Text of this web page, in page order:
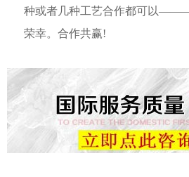
种或者几种工艺合作都可以
荣幸。合作共赢!